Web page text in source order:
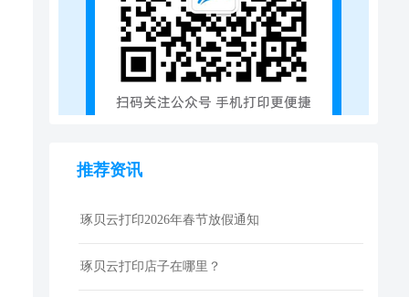
推荐资讯
琢贝云打印2026年春节放假通知
琢贝云打印店子在哪里？